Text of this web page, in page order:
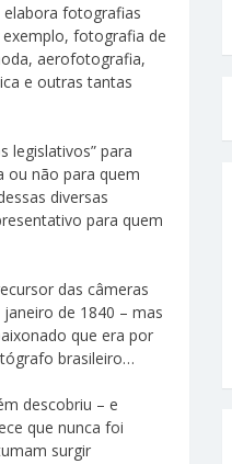
fotografias
fotografia de
aerofotografia,
e outras tantas
legislativos” para
ou não para quem
diversas
para quem
das câmeras
de 1840 – mas
que era por
brasileiro…
descobriu – e
que nunca foi
surgir